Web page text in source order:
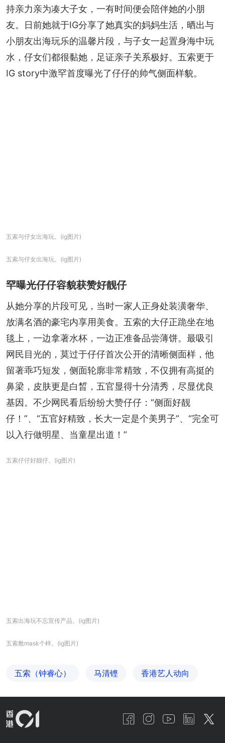
持亲力亲为凑大子女，一有时间便会陪伴她的小朋
友。日前她就于IG分享了她真实的妈妈生活，晒出与
小朋友出海玩乐的温馨片段，与子女一起置身海中玩
水，仔女们都很黏她，足证亲子关系极好。五索更于
IG story中激罕首度曝光了仔仔的帅气侧面样貌。
五索与仔女出海玩。(ig图片)
五索与仔女出海玩。(ig图片)
罕曝光仔仔容貌获赞好靓仔
从她分享的片段可见，当时一家人正身处装潢奢华、
放满名酒的豪宅内享用美食。五索的大仔正跪坐在地
毯上，一边拿著水杯，一边正准备品尝薄饼。最吸引
网民目光的，莫过于仔仔首次公开的清晰侧面样，他
留著乖巧短发，侧面轮廓非常精致，不仅拥有高挺的
鼻梁，皮肤更是白晳，五官显得十分清秀，尽显优良
基因。不少网民看后纷纷大赞仔仔：“侧面好靓
仔！”、“五官好精致，长大一定是个美男子”、“完全可
以入行做明星、当童星出道！”
五索仔仔好靓仔。(ig图片)
五索出海玩不忘宣传产品。(ig图片)
五索敷mask个样。(ig图片)
五索（钟睿心） 马清铿 香港艺人动向